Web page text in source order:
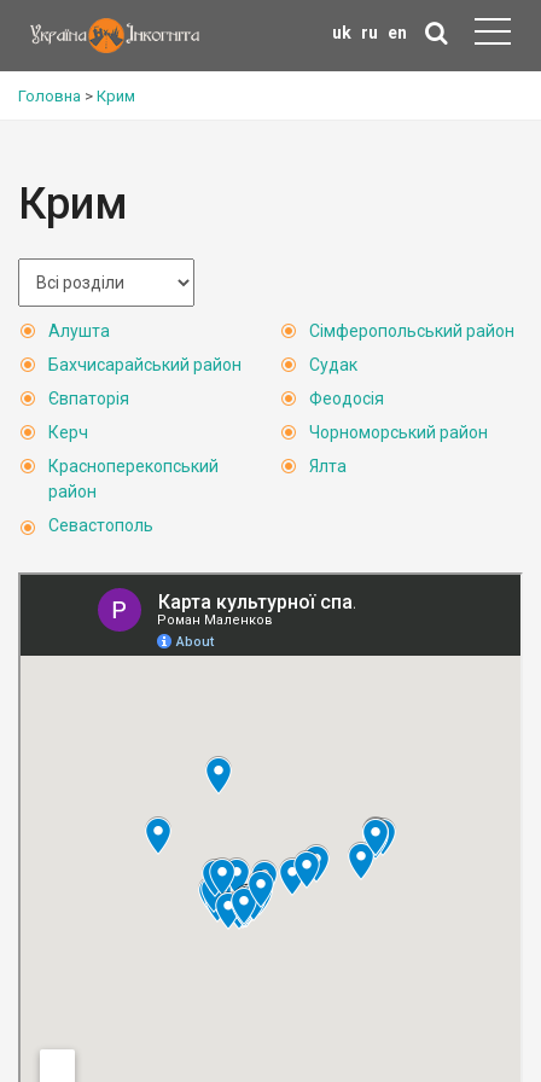
uk ru en
Головна > Крим
Крим
Алушта
Бахчисарайський район
Євпаторія
Керч
Красноперекопський
район
Севастополь
Сімферопольський район
Судак
Феодосія
Чорноморський район
Ялта